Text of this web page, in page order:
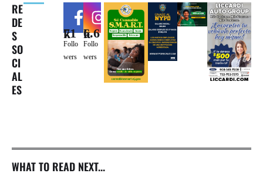
RE
DE
S
SO
CI
AL
ES
71k
Follo
wers
6.6k
Follo
wers
WHAT TO READ NEXT...